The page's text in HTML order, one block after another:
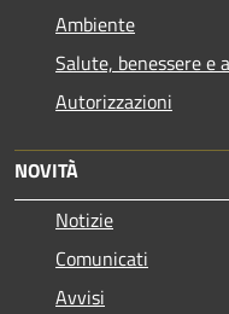
Ambiente
Salute, benessere e
Autorizzazioni
NOVITÀ
Notizie
Comunicati
Avvisi